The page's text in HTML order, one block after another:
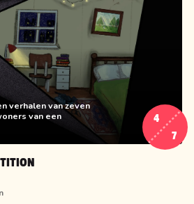
verhalen van zeven
van een
4
7